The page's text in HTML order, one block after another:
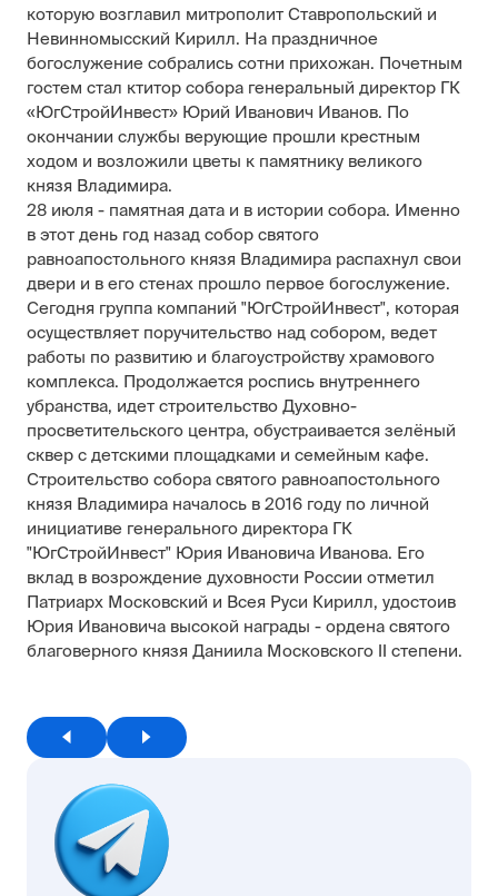
которую возглавил митрополит Ставропольский и
Невинномысский Кирилл. На праздничное
богослужение собрались сотни прихожан. Почетным
гостем стал ктитор собора генеральный директор ГК
«ЮгСтройИнвест» Юрий Иванович Иванов. По
окончании службы верующие прошли крестным
ходом и возложили цветы к памятнику великого
князя Владимира.
28 июля - памятная дата и в истории собора. Именно
в этот день год назад собор святого
равноапостольного князя Владимира распахнул свои
двери и в его стенах прошло первое богослужение.
Сегодня группа компаний "ЮгСтройИнвест", которая
осуществляет поручительство над собором, ведет
работы по развитию и благоустройству храмового
комплекса. Продолжается роспись внутреннего
убранства, идет строительство Духовно-
просветительского центра, обустраивается зелёный
сквер с детскими площадками и семейным кафе.
Строительство собора святого равноапостольного
князя Владимира началось в 2016 году по личной
инициативе генерального директора ГК
"ЮгСтройИнвест" Юрия Ивановича Иванова. Его
вклад в возрождение духовности России отметил
Патриарх Московский и Всея Руси Кирилл, удостоив
Юрия Ивановича высокой награды - ордена святого
благоверного князя Даниила Московского II степени.